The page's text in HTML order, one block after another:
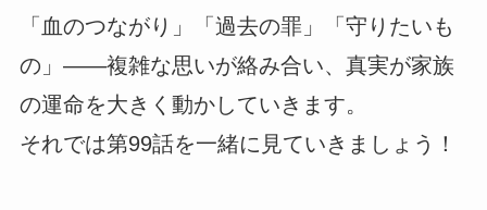
「血のつながり」「過去の罪」「守りたいも
の」――複雑な思いが絡み合い、真実が家族
の運命を大きく動かしていきます。
それでは第99話を一緒に見ていきましょう！